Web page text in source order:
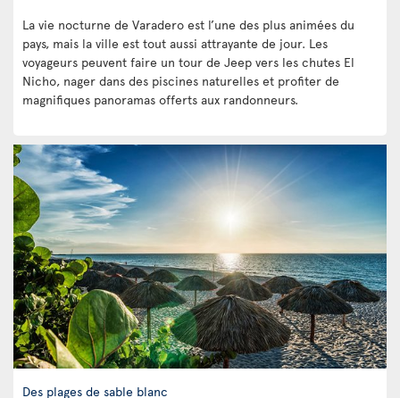
La vie nocturne de Varadero est l’une des plus animées du
pays, mais la ville est tout aussi attrayante de jour. Les
voyageurs peuvent faire un tour de Jeep vers les chutes El
Nicho, nager dans des piscines naturelles et profiter de
magnifiques panoramas offerts aux randonneurs.
Des plages de sable blanc